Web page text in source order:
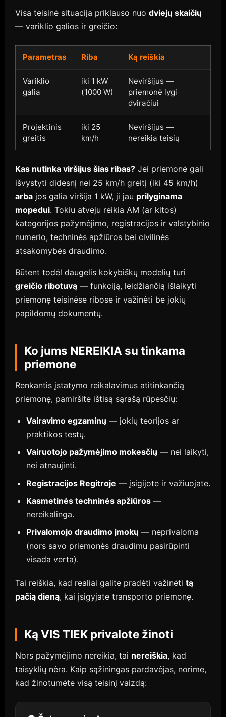
Visa teisinė situacija priklauso nuo dviejų skaičių
— variklio galios ir greičio:
Parametras Riba Ką reiškia
Variklio
galia
iki 1 kW
(1000 W)
Neviršijus —
priemonė lygi
dviračiui
Projektinis
greitis
iki 25
km/h
Neviršijus —
nereikia teisių
Kas nutinka viršijus šias ribas? Jei priemonė gali
išvystyti didesnį nei 25 km/h greitį (iki 45 km/h)
arba jos galia viršija 1 kW, ji jau prilyginama
mopedui. Tokiu atveju reikia AM (ar kitos)
kategorijos pažymėjimo, registracijos ir valstybinio
numerio, techninės apžiūros bei civilinės
atsakomybės draudimo.
Būtent todėl daugelis kokybiškų modelių turi
greičio ribotuvą — funkciją, leidžiančią išlaikyti
priemonę teisinėse ribose ir važinėti be jokių
papildomų dokumentų.
Ko jums NEREIKIA su tinkama
priemone
Renkantis įstatymo reikalavimus atitinkančią
priemonę, pamiršite ištisą sąrašą rūpesčių:
Vairavimo egzaminų — jokių teorijos ar
praktikos testų.
Vairuotojo pažymėjimo mokesčių — nei laikyti,
nei atnaujinti.
Registracijos Regitroje — įsigijote ir važiuojate.
Kasmetinės techninės apžiūros —
nereikalinga.
Privalomojo draudimo įmokų — neprivaloma
(nors savo priemonės draudimu pasirūpinti
visada verta).
Tai reiškia, kad realiai galite pradėti važinėti tą
pačią dieną, kai įsigyjate transporto priemonę.
Ką VIS TIEK privalote žinoti
Nors pažymėjimo nereikia, tai nereiškia, kad
taisyklių nėra. Kaip sąžiningas pardavėjas, norime,
kad žinotumėte visą teisinį vaizdą: